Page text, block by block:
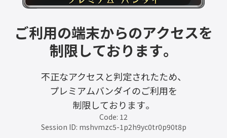
ご利用の端末からのアクセスを
制限しております。
不正なアクセスと判定されたため、
プレミアムバンダイのご利用を
制限しております。
Code: 12
Session ID: mshvmzc5-1p2h9yc0tr0p90t8p